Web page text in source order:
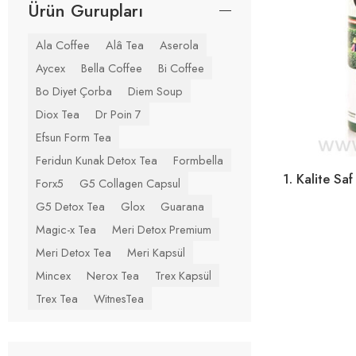
Ürün Gurupları
Ala Coffee Alâ Tea
Aserola
Aycex
Bella Coffee
Bi Coffee
Bo Diyet Çorba
Diem Soup
Diox Tea
Dr Poin 7
Efsun Form Tea
Feridun Kunak Detox Tea
Formbella
Forx5
G5 Collagen Capsul
G5 Detox Tea
Glox
Guarana
Magic-x Tea
Meri Detox Premium
Meri Detox Tea
Meri Kapsül
Mincex
Nerox Tea
Trex Kapsül
Trex Tea
WitnesTea